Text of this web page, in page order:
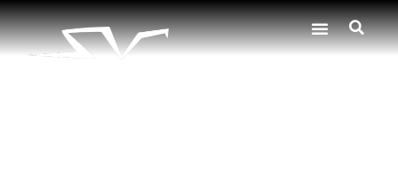
Politique de cookies
(EU)